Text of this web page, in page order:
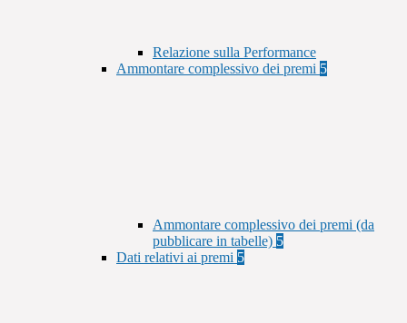
Relazione sulla Performance
Ammontare complessivo dei premi 5
Ammontare complessivo dei premi (da
pubblicare in tabelle) 5
Dati relativi ai premi 5